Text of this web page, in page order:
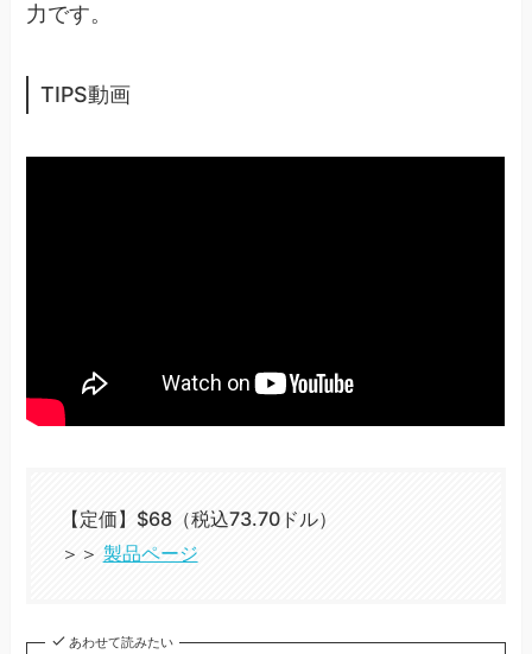
力です。
TIPS動画
【定価】$68（税込73.70ドル）
＞＞ 製品ページ
あわせて読みたい